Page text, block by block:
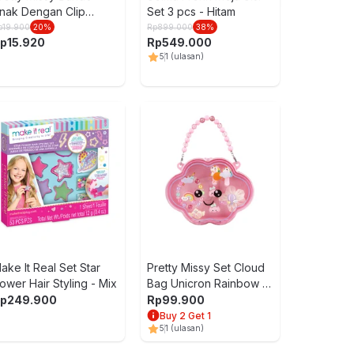
Dengan Clip
19.900 20%
15.920
Set 3 pcs - Hitam
Rp899.000 38%
Rp549.000
51 (ulasan)
It Real Set Star
Hair Styling - Mix
249.900
Pretty Missy Set Cloud
Bag Unicron Rainbow -
Mix
Rp99.900
Buy 2 Get 1
51 (ulasan)